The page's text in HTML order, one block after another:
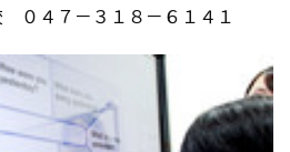
４７－３１８－６１４１